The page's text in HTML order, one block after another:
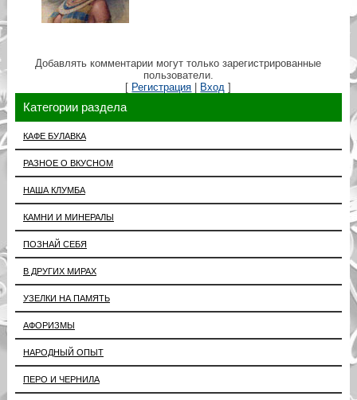
Добавлять комментарии могут только зарегистрированные
пользователи.
[ Регистрация | Вход ]
Категории раздела
КАФЕ БУЛАВКА
РАЗНОЕ О ВКУСНОМ
НАША КЛУМБА
КАМНИ И МИНЕРАЛЫ
ПОЗНАЙ СЕБЯ
В ДРУГИХ МИРАХ
УЗЕЛКИ НА ПАМЯТЬ
АФОРИЗМЫ
НАРОДНЫЙ ОПЫТ
ПЕРО И ЧЕРНИЛА